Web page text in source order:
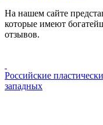
На нашем сайте
которые имеют
отзывов.
Российские
западных